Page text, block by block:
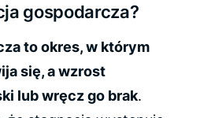
gospodarcza?
to okres, w którym
się, a wzrost
lub wręcz go brak.